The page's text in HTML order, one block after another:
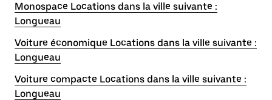
Monospace Locations dans la ville suivante :
Longueau
Voiture économique Locations dans la ville suivante :
Longueau
Voiture compacte Locations dans la ville suivante :
Longueau